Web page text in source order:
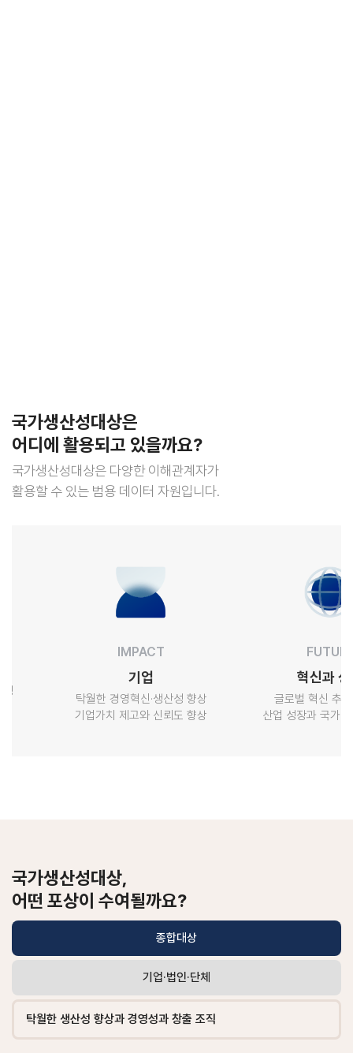
국가생산성대상은
어디에 활용되고 있을까요?
국가생산성대상은 다양한 이해관계자가
활용할 수 있는 범용 데이터 자원입니다.
IMPACT
기업
탁월한 경영혁신·생산성 향상
기업가치 제고와 신뢰도 향상
FUTURE
혁신과 성장
글로벌 혁신 추세
산업 성장과 국가 경
국가생산성대상,
어떤 포상이 수여될까요?
종합대상
기업·법인·단체
탁월한 생산성 향상과 경영성과 창출 조직